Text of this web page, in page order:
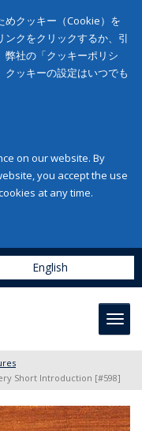
めクッキー（Cookie）を
クをクリックするか、引
弊社の「クッキーポリシ
ッキーの設定はいつでも
on our website. By
you accept the use
at any time.
English
Short Introduction [#598]